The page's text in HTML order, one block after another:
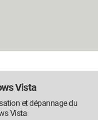
Vista
et dépannage du
Vista